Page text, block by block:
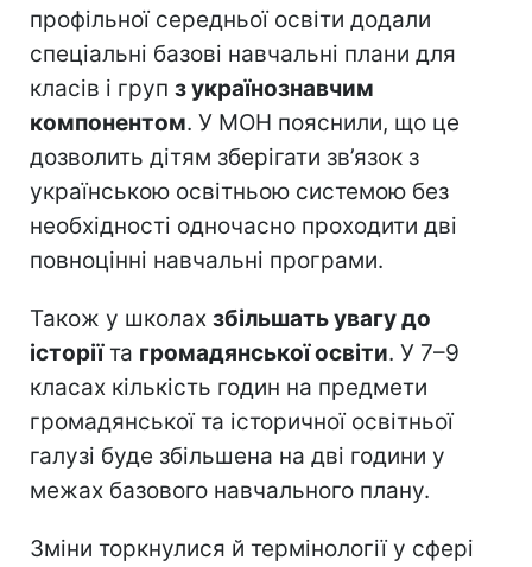
профільної середньої освіти додали
спеціальні базові навчальні плани для
класів і груп з українознавчим
компонентом. У МОН пояснили, що це
дозволить дітям зберігати зв’язок з
українською освітньою системою без
необхідності одночасно проходити дві
повноцінні навчальні програми.
Також у школах збільшать увагу до
історіїта громадянської освіти. У 7–9
класах кількість годин на предмети
громадянської та історичної освітньої
галузі буде збільшена на дві години у
межах базового навчального плану.
Зміни торкнулися й термінології у сфері